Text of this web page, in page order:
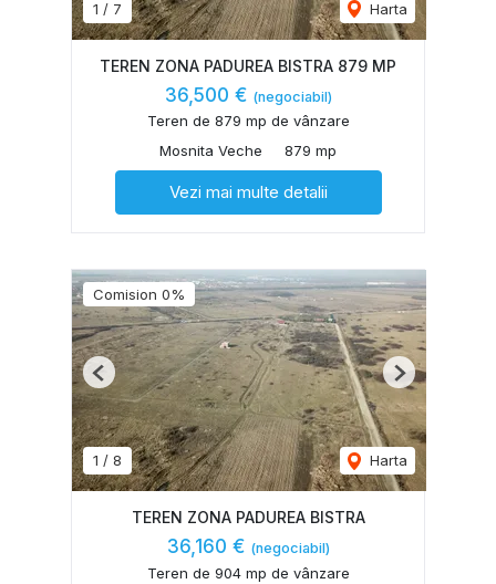
1 / 7 Harta
TEREN ZONA PADUREA BISTRA 879 MP
36,500 € (negociabil)
Teren de 879 mp de vânzare
Mosnita Veche
879 mp
Vezi mai multe detalii
Comision 0%
1 / 8 Harta
Previous Next
TEREN ZONA PADUREA BISTRA
36,160 € (negociabil)
Teren de 904 mp de vânzare